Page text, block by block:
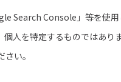
Search Console」等を使用
人を特定するものではありま
い。